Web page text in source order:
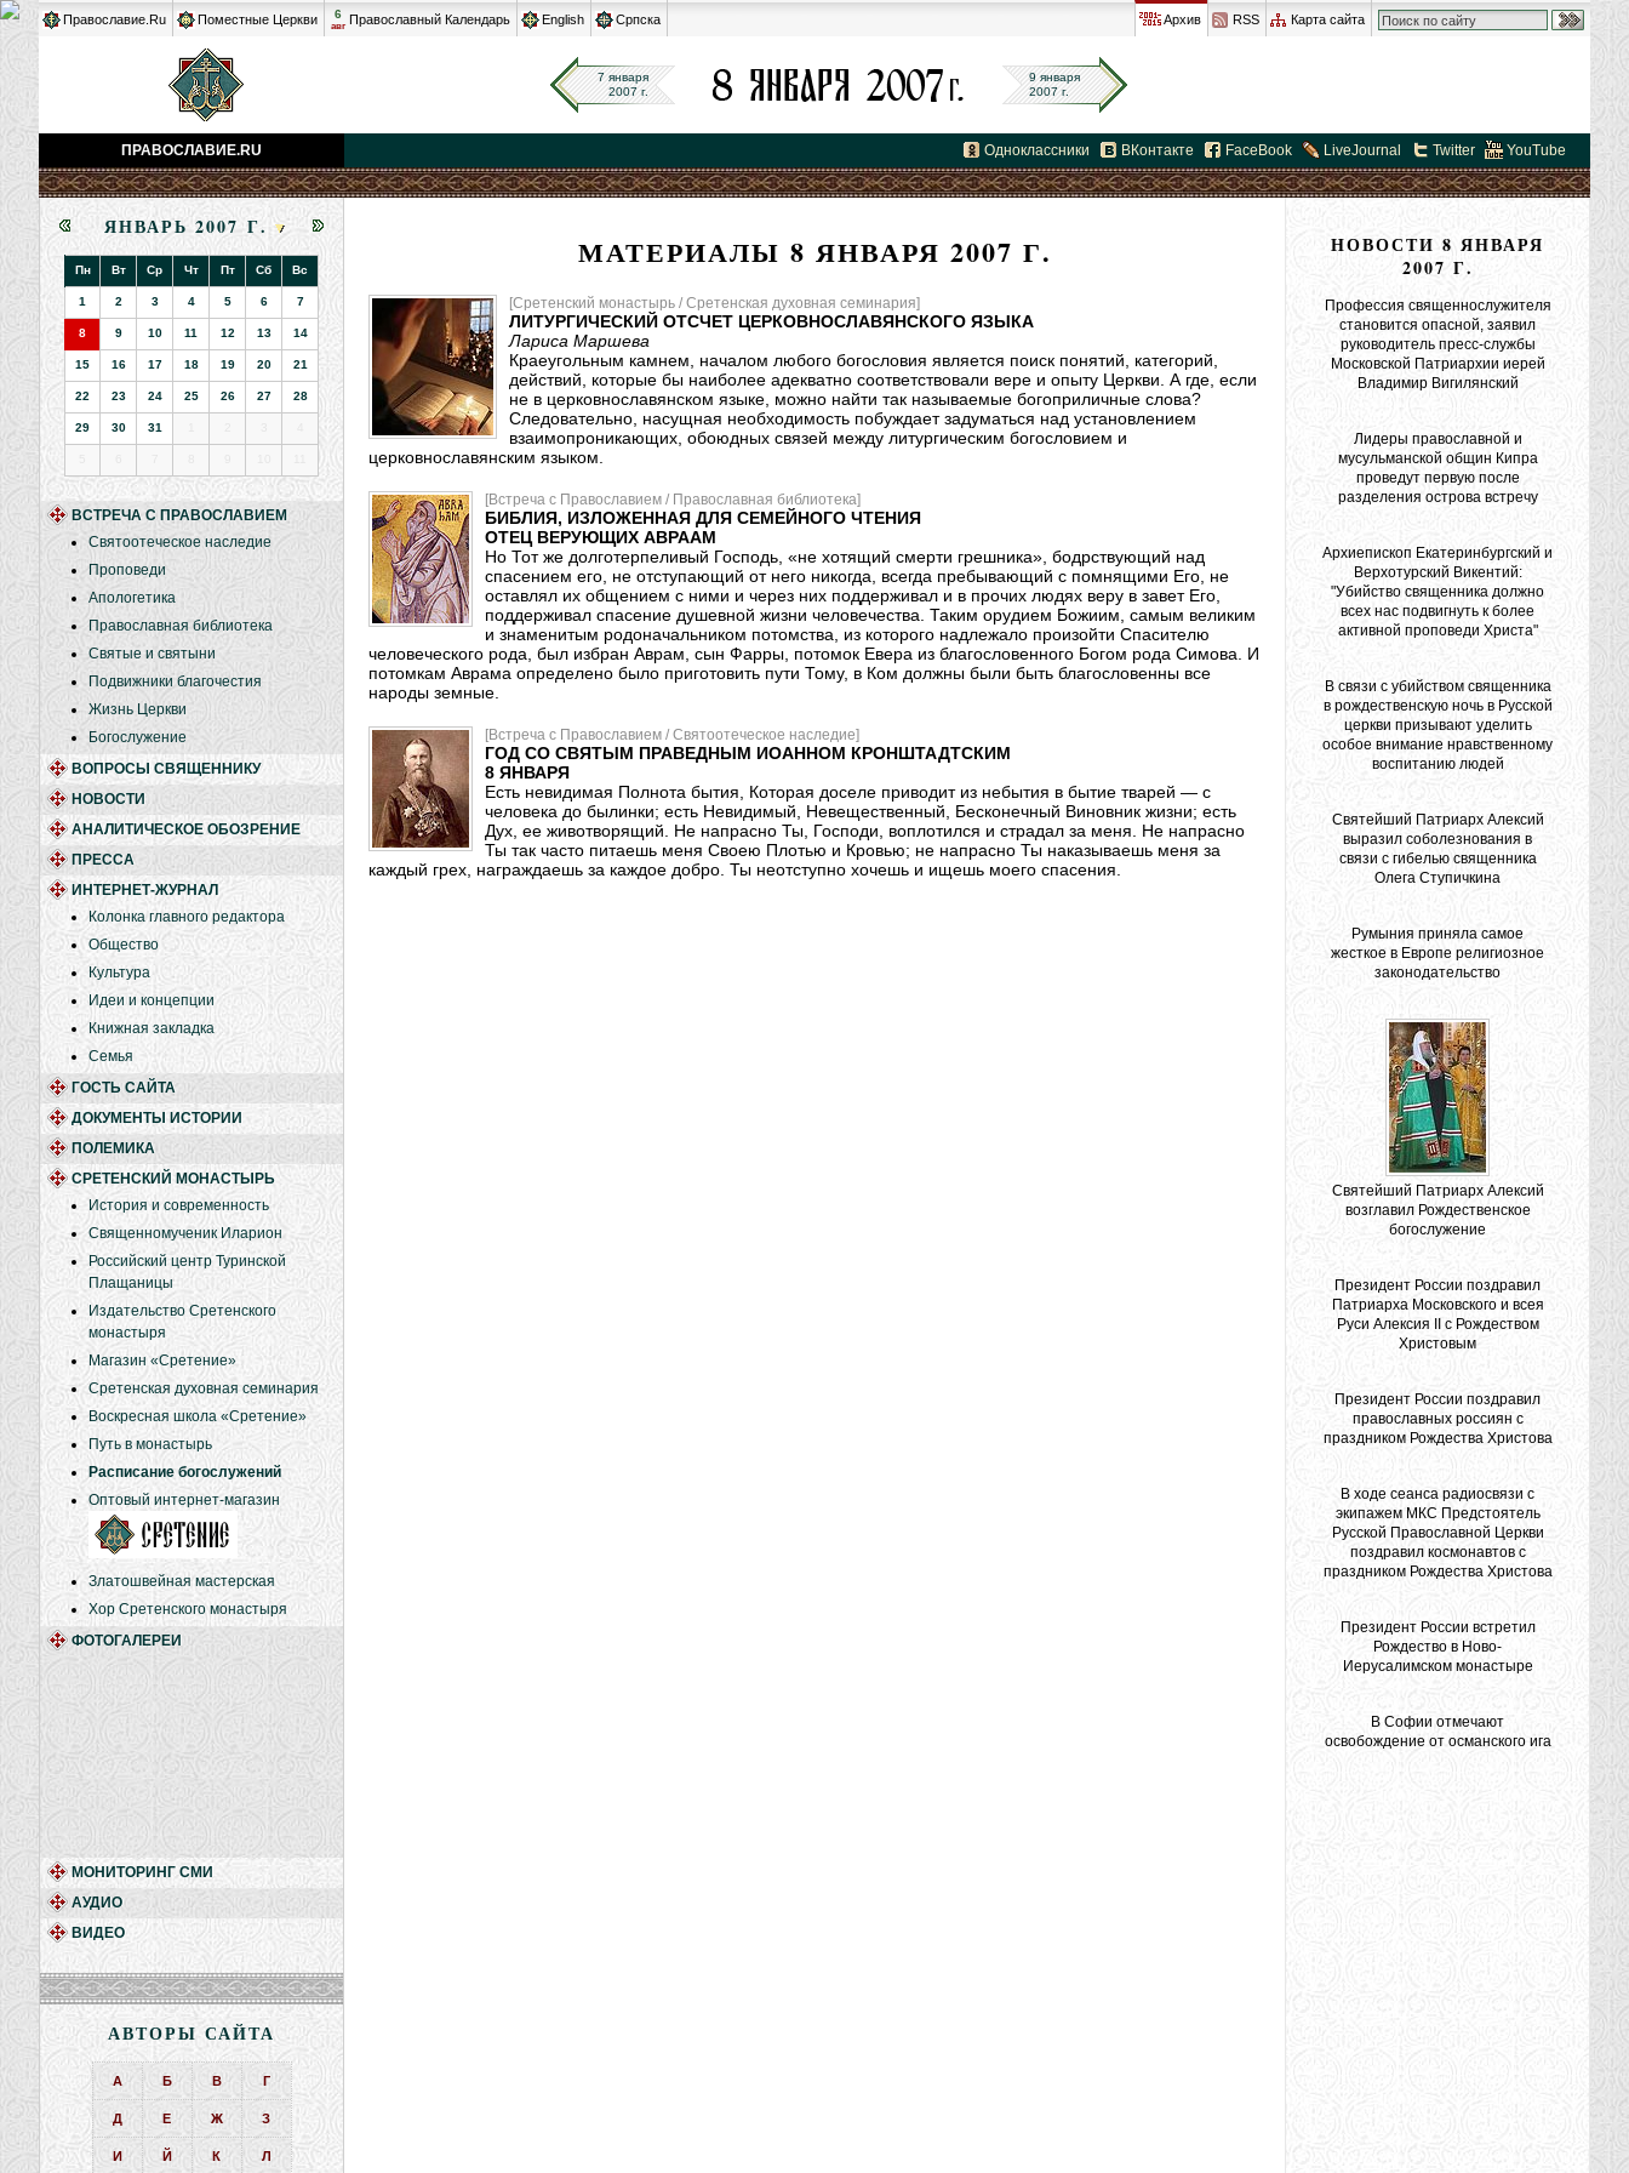
Православие.Ru Поместные Церкви 6
авг Православный Календарь English Српска Архив RSS Карта сайта
7 января
2007 г.
9 января
2007 г.
ПРАВОСЛАВИЕ.RU Одноклассники ВКонтакте FaceBook LiveJournal Twitter YouTube
ЯНВАРЬ 2007 Г.
Пн Вт Ср Чт Пт Сб Вс
1 2 3 4 5 6 7
8 9 10 11 12 13 14
15 16 17 18 19 20 21
22 23 24 25 26 27 28
29 30 31
ВСТРЕЧА С ПРАВОСЛАВИЕМ
Святоотеческое наследие
Проповеди
Апологетика
Православная библиотека
Святые и святыни
Подвижники благочестия
Жизнь Церкви
Богослужение
ВОПРОСЫ СВЯЩЕННИКУ
НОВОСТИ
АНАЛИТИЧЕСКОЕ ОБОЗРЕНИЕ
ПРЕССА
ИНТЕРНЕТ-ЖУРНАЛ
Колонка главного редактора
Общество
Культура
Идеи и концепции
Книжная закладка
Семья
ГОСТЬ САЙТА
ДОКУМЕНТЫ ИСТОРИИ
ПОЛЕМИКА
СРЕТЕНСКИЙ МОНАСТЫРЬ
История и современность
Священномученик Иларион
Российский центр Туринской
Плащаницы
Издательство Сретенского
монастыря
Магазин «Сретение»
Сретенская духовная семинария
Воскресная школа «Сретение»
Путь в монастырь
Расписание богослужений
Оптовый интернет-магазин
Златошвейная мастерская
Хор Сретенского монастыря
ФОТОГАЛЕРЕИ
МОНИТОРИНГ СМИ
АУДИО
ВИДЕО
АВТОРЫ САЙТА
А Б В Г
Д Е Ж З
И Й К Л
МАТЕРИАЛЫ 8 ЯНВАРЯ 2007 Г.
[Сретенский монастырь / Сретенская духовная семинария]
ЛИТУРГИЧЕСКИЙ ОТСЧЕТ ЦЕРКОВНОСЛАВЯНСКОГО ЯЗЫКА
Лариса Маршева
Краеугольным камнем, началом любого богословия является поиск понятий, категорий,
действий, которые бы наиболее адекватно соответствовали вере и опыту Церкви. А где, если
не в церковнославянском языке, можно найти так называемые богоприличные слова?
Следовательно, насущная необходимость побуждает задуматься над установлением
взаимопроникающих, обоюдных связей между литургическим богословием и
церковнославянским языком.
[Встреча с Православием / Православная библиотека]
БИБЛИЯ, ИЗЛОЖЕННАЯ ДЛЯ СЕМЕЙНОГО ЧТЕНИЯ
ОТЕЦ ВЕРУЮЩИХ АВРААМ
Но Тот же долготерпеливый Господь, «не хотящий смерти грешника», бодрствующий над
спасением его, не отступающий от него никогда, всегда пребывающий с помнящими Его, не
оставлял их общением с ними и через них поддерживал и в прочих людях веру в завет Его,
поддерживал спасение душевной жизни человечества. Таким орудием Божиим, самым великим
и знаменитым родоначальником потомства, из которого надлежало произойти Спасителю
человеческого рода, был избран Аврам, сын Фарры, потомок Евера из благословенного Богом рода Симова. И
потомкам Аврама определено было приготовить пути Тому, в Ком должны были быть благословенны все
народы земные.
[Встреча с Православием / Святоотеческое наследие]
ГОД СО СВЯТЫМ ПРАВЕДНЫМ ИОАННОМ КРОНШТАДТСКИМ
8 ЯНВАРЯ
Есть невидимая Полнота бытия, Которая доселе приводит из небытия в бытие тварей — с
человека до былинки; есть Невидимый, Невещественный, Бесконечный Виновник жизни; есть
Дух, ее животворящий. Не напрасно Ты, Господи, воплотился и страдал за меня. Не напрасно
Ты так часто питаешь меня Своею Плотью и Кровью; не напрасно Ты наказываешь меня за
каждый грех, награждаешь за каждое добро. Ты неотступно хочешь и ищешь моего спасения.
НОВОСТИ 8 ЯНВАРЯ
2007 Г.
Профессия священнослужителя
становится опасной, заявил
руководитель пресс-службы
Московской Патриархии иерей
Владимир Вигилянский
Лидеры православной и
мусульманской общин Кипра
проведут первую после
разделения острова встречу
Архиепископ Екатеринбургский и
Верхотурский Викентий:
"Убийство священника должно
всех нас подвигнуть к более
активной проповеди Христа"
В связи с убийством священника
в рождественскую ночь в Русской
церкви призывают уделить
особое внимание нравственному
воспитанию людей
Святейший Патриарх Алексий
выразил соболезнования в
связи с гибелью священника
Олега Ступичкина
Румыния приняла самое
жесткое в Европе религиозное
законодательство
Святейший Патриарх Алексий
возглавил Рождественское
богослужение
Президент России поздравил
Патриарха Московского и всея
Руси Алексия II с Рождеством
Христовым
Президент России поздравил
православных россиян с
праздником Рождества Христова
В ходе сеанса радиосвязи с
экипажем МКС Предстоятель
Русской Православной Церкви
поздравил космонавтов с
праздником Рождества Христова
Президент России встретил
Рождество в Ново-
Иерусалимском монастыре
В Софии отмечают
освобождение от османского ига